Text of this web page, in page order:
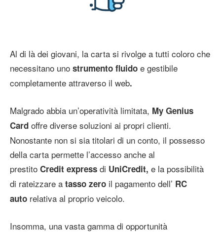
Al di là dei giovani, la carta si rivolge a tutti coloro che
necessitano uno strumento fluido e gestibile
completamente attraverso il web.
Malgrado abbia un’operatività limitata, My Genius
Card offre diverse soluzioni ai propri clienti.
Nonostante non si sia titolari di un conto, il possesso
della carta permette l’accesso anche al
prestito Credit express di UniCredit, e la possibilità
di rateizzare a tasso zero il pagamento dell’ RC
auto relativa al proprio veicolo.
Insomma, una vasta gamma di opportunità